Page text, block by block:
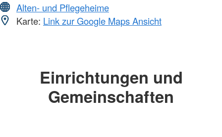
Alten- und Pflegeheime
Karte: Link zur Google Maps Ansicht
Einrichtungen und
Gemeinschaften